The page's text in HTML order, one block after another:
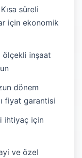
Kısa süreli
için ekonomik
ölçekli inşaat
dönem
fiyat garantisi
ihtiyaç için
ve özel